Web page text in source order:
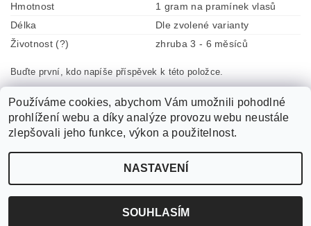
Hmotnost
1 gram na pramínek vlasů
Délka
Dle zvolené varianty
Životnost (?)
zhruba 3 - 6 měsíců
Buďte první, kdo napíše příspěvek k této položce.
Přidat komentář
2026 ©czVlasy.cz, všechna práva vyhrazena
Vytvořil Shoptet
Používáme cookies, abychom Vám umožnili pohodlné
prohlížení webu a díky analýze provozu webu neustále
zlepšovali jeho funkce, výkon a použitelnost.
NASTAVENÍ
SOUHLASÍM